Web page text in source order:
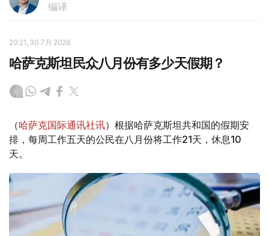
编译
20:21, 30 7月 2026
哈萨克斯坦民众八月份有多少天假期？
（哈萨克国际通讯社讯）根据哈萨克斯坦共和国的假期安
排，每周工作五天的公民在八月份将工作21天，休息10
天。